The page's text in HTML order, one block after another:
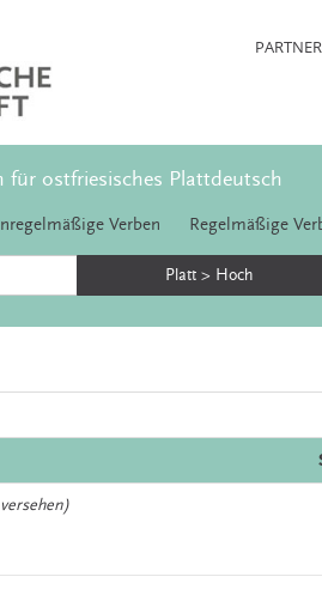
PARTNER
für ostfriesisches Plattdeutsch
Verben Regelmäßige
Platt > Hoch